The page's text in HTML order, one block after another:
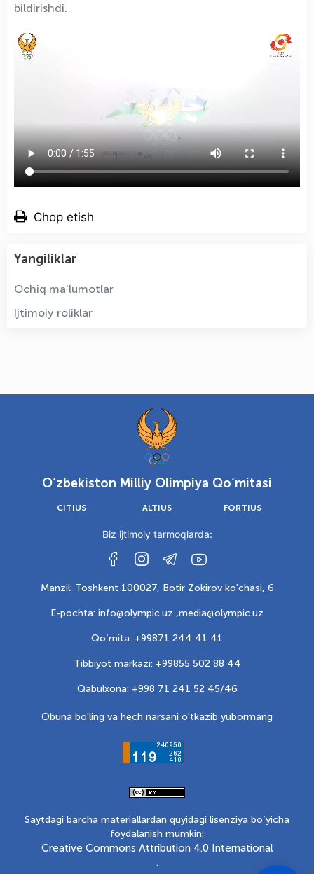
bildirishdi.
Chop etish
Yangiliklar
Ochiq ma'lumotlar
Ijtimoiy roliklar
O‘zbekiston Milliy Olimpiya Qo‘mitasi
CITIUS ALTIUS FORTIUS
Biz ijtimoiy tarmoqlarda:
Manzil: Toshkent 100027, Botir Zokirov ko'chasi, 6
E-pochta: info@olympic.uz ,media@olympic.uz
Qo‘mita: +99871 244 41 41
Tibbiyot markazi: +99855 502 88 44
Qabulxona: +998 71 241 52 45/46
Obuna bo'ling va hech narsani o'tkazib yubormang
Saytdagi barcha materiallardan quyidagi lisenziya bo‘yicha
foydalanish mumkin:
Creative Commons Attribution 4.0 International
.